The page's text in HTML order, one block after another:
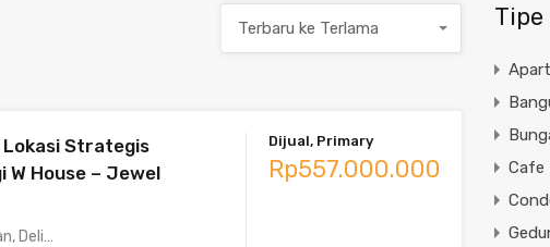
Terbaru ke Terlama
Lokasi Strategis
W House – Jewel
Deli…
Dijual, Primary
Rp557.000.000
Cafe